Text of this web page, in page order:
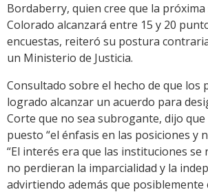
Bordaberry, quien cree que la
Colorado alcanzará entre 15 y 20
encuestas, reiteró su postura
un Ministerio de Justicia.
Consultado sobre el hecho de que los
logrado alcanzar un acuerdo para
Corte que no sea subrogante, dijo
puesto “el énfasis en las posiciones y
“El interés era que las instituciones se
no perdieran la imparcialidad y la
advirtiendo además que posiblemente